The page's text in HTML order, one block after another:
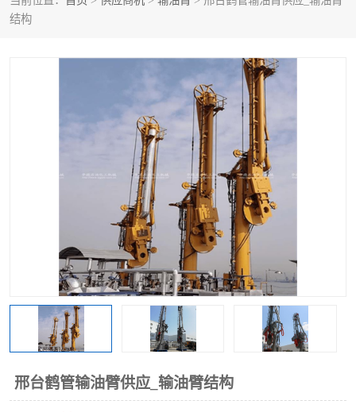
结构
邢台鹤管输油臂供应_输油臂结构